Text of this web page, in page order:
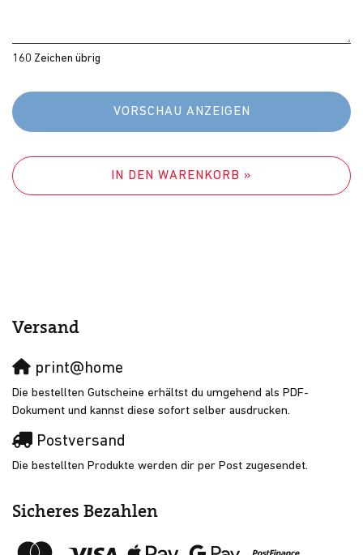
160 Zeichen übrig
VORSCHAU ANZEIGEN
IN DEN WARENKORB »
Versand
print@home
Die bestellten Gutscheine erhältst du umgehend als PDF-
Dokument und kannst diese sofort selber ausdrucken.
Postversand
Die bestellten Produkte werden dir per Post zugesendet.
Sicheres Bezahlen